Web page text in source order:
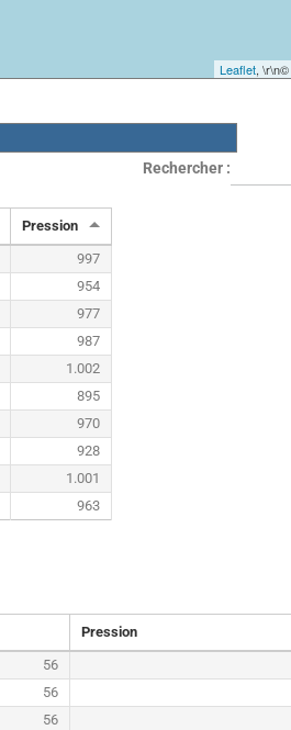
Leaflet, \r\n©
Rechercher :
Pression
997
954
977
987
1.002
895
970
928
1.001
963
Pression
56
56
56